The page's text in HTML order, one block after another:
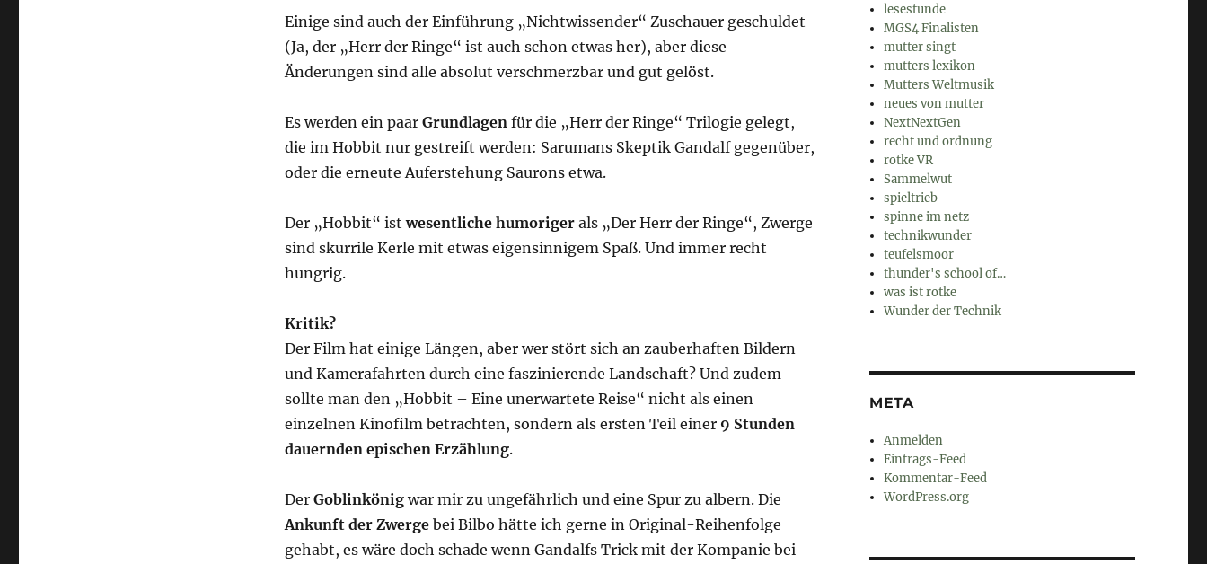
Einige sind auch der Einführung „Nichtwissender“ Zuschauer geschuldet
(Ja, der „Herr der Ringe“ ist auch schon etwas her), aber diese
Änderungen sind alle absolut verschmerzbar und gut gelöst.
Es werden ein paar Grundlagen für die „Herr der Ringe“ Trilogie gelegt,
die im Hobbit nur gestreift werden: Sarumans Skeptik Gandalf gegenüber,
oder die erneute Auferstehung Saurons etwa.
Der „Hobbit“ istwesentliche humorigerals „Der Herr der Ringe“, Zwerge
sind skurrile Kerle mit etwas eigensinnigem Spaß. Und immer recht
hungrig.
Kritik?
Der Film hat einige Längen, aber wer stört sich an zauberhaften Bildern
und Kamerafahrten durch eine faszinierende Landschaft? Und zudem
sollte man den „Hobbit – Eine unerwartete Reise“ nicht als einen
einzelnen Kinofilm betrachten, sondern als ersten Teil einer 9 Stunden
dauernden epischen Erzählung.
Der Goblinkönigwar mir zu ungefährlich und eine Spur zu albern. Die
Ankunft der Zwergebei Bilbo hätte ich gerne in Original-Reihenfolge
gehabt, es wäre doch schade wenn Gandalfs Trick mit der Kompanie bei
lesestunde
MGS4 Finalisten
mutter singt
mutters lexikon
Mutters Weltmusik
neues von mutter
NextNextGen
recht und ordnung
rotke VR
Sammelwut
spieltrieb
spinne im netz
technikwunder
teufelsmoor
thunder's school of…
was ist rotke
Wunder der Technik
META
Anmelden
Eintrags-Feed
Kommentar-Feed
WordPress.org